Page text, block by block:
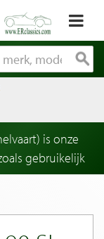
is onze
gebruikelijk